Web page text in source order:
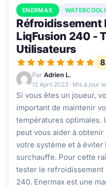
ENERMAX
Réfroidissement
LiqFusion 240 -
Utilisateurs
Par Adrien L.
12 April 2023 · Mis à jour le
Si vous êtes un joueur,
important de maintenir
températures
peut vous aider à
votre système et à éviter
surchauffe. Pour cette
tester le refroidissement
240. Enermax est une